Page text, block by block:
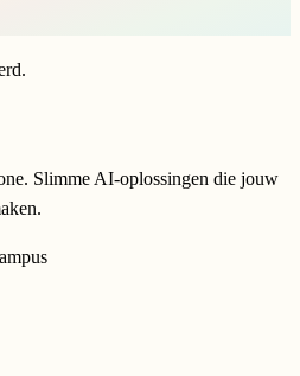
Slimme AI-oplossingen die jouw